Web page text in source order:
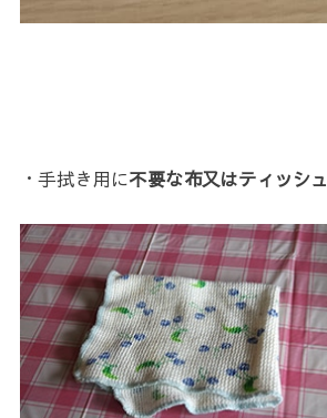
・手拭き用に不要な布又はティッシュ